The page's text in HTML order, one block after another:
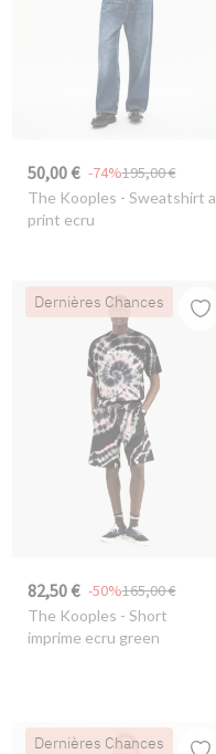
50,00 € 195,00 €
-74%
The Kooples - Sweatshirt a
print ecru
Dernières Chances
82,50 € 165,00 €
-50%
The Kooples - Short
imprime ecru green
Dernières Chances